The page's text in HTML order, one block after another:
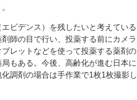
ビデンス）を残したいと考えている
師の目で行い、投薬する前にカメラ
レットなどを使って投薬する薬剤の
もある。今後、高齢化が進む日本に
調剤の場合は手作業で1枚1枚撮影し